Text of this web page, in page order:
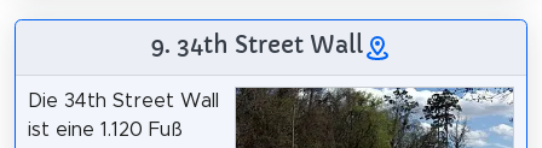
9. 34th Street Wall
Die 34th Street Wall
ist eine 1.120 Fuß